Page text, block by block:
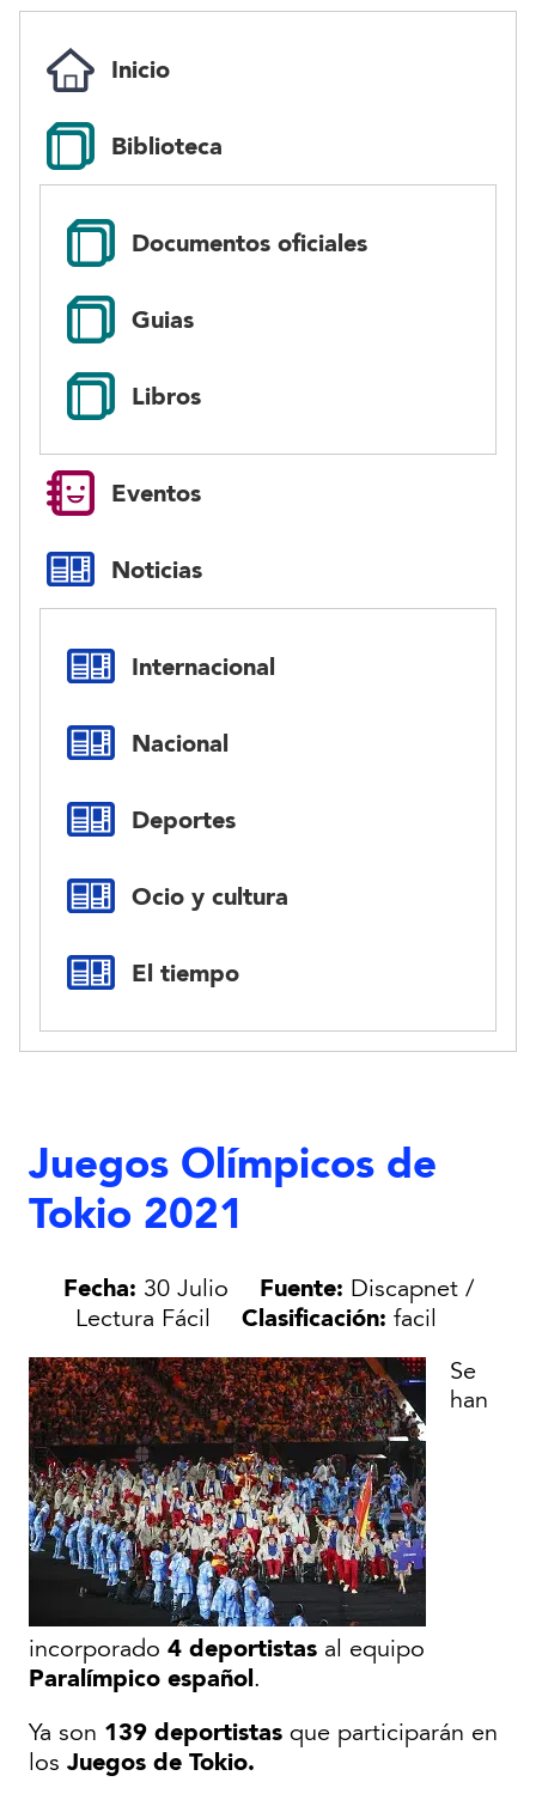
lectura facil
Inicio
Biblioteca
Documentos oficiales
Guias
Libros
Eventos
Noticias
Internacional
Nacional
Deportes
Ocio y cultura
El tiempo
Juegos Olímpicos de
Tokio 2021
Fecha: 30 Julio Fuente: Discapnet /
Lectura Fácil
Clasificación: facil
Se
han
incorporado 4 deportistas al equipo
Paralímpico español.
Ya son 139 deportistas que participarán en
los Juegos de Tokio.